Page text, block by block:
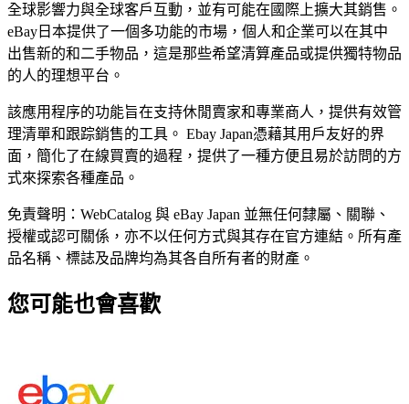
全球影響力與全球客戶互動，並有可能在國際上擴大其銷售。
eBay日本提供了一個多功能的市場，個人和企業可以在其中
出售新的和二手物品，這是那些希望清算產品或提供獨特物品
的人的理想平台。
該應用程序的功能旨在支持休閒賣家和專業商人，提供有效管
理清單和跟踪銷售的工具。 Ebay Japan憑藉其用戶友好的界
面，簡化了在線買賣的過程，提供了一種方便且易於訪問的方
式來探索各種產品。
免責聲明：WebCatalog 與 eBay Japan 並無任何隸屬、關聯、
授權或認可關係，亦不以任何方式與其存在官方連結。所有產
品名稱、標誌及品牌均為其各自所有者的財產。
您可能也會喜歡